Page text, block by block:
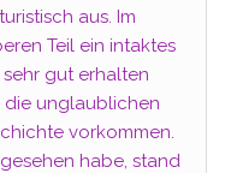
aus. Im
Teil ein intaktes
gut erhalten
die unglaublichen
vorkommen.
habe, stand